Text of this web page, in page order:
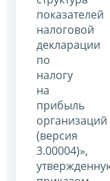
показателей
налоговой
декларации
по
налогу
на
прибыль
организаций
(версия
3.00004)»,